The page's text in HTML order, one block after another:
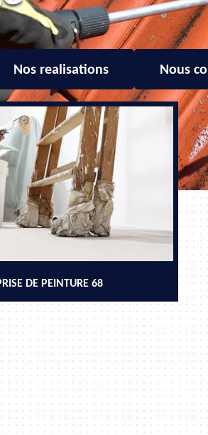
Nos realisations Nous
DE PEINTURE 68